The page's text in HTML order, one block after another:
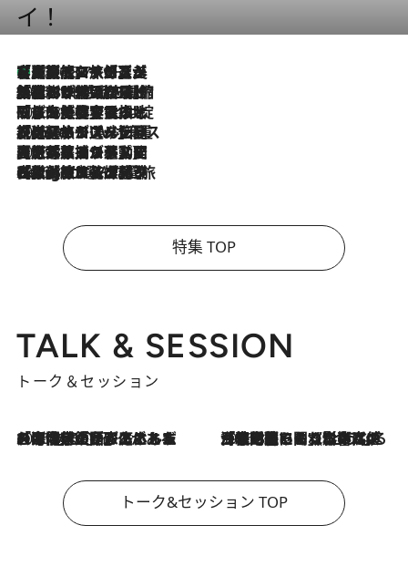
イ！
2026.8.7
【厳選旅コスメ】「多機能アイテムがメイン！」旅好き美容エディターが選んだ夏旅ベストコスメを発表【Mサイズジップ】
2026.8.6
「荷物が増えるほど旅ストレスは増す」美容ジャーナリストがたどり着いた最終結論。“化粧品を劇的に減らす”感動の凝縮美容とは
2026.8.6
「旅先には金髪ウィッグを持参」日本と同じメイクでは損してる!? 美容ジャーナリストが提案する“掟破りの旅美容”とは
2026.8.6
【厳選旅コスメ】「身軽さ＆UV対策重視！」ヘアアーティストshucoが選んだ夏旅ベストコスメを発表【Mサイズジップ】
2026.8.5
【厳選旅コスメ】国内をあちこち移動する河井菜摘が選んだ夏旅ベストコスメ発表！「リラックスアイテムはマスト」【Mサイズジップ】
2026.8.4
【厳選旅コスメ】「紫外線＆乾燥対策しながらメイク感も！」ヘア＆メイクGeorgeが選んだ夏旅ベストコスメを発表！【Mサイズジップ】
特集 TOP
TALK & SESSION
トーク＆セッション
2026.8.3
「今後値上げがあるとすれば…」「リスクがあるのは今年の冬」エネルギー専門家が語る、ホルムズ海峡封鎖が家庭にもたらす“ある心配” 2026.8.3
「住宅建てられない…」「サーチャージ料の高値が続いている」ホルムズ海峡封鎖による影響はいつまで続く？《エネルギー専門家に聞く“どうなる日本の暮らし”》
トーク&セッション TOP